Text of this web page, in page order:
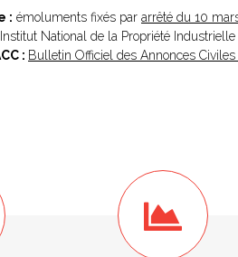
: émoluments fixés par arrêté du 10
Institut National de la Propriété
: Bulletin Officiel des Annonces